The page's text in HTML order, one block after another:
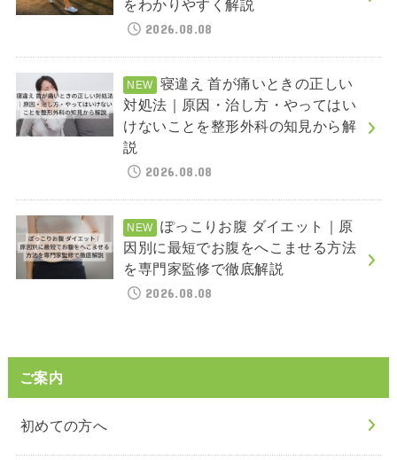
をわかりやすく解説
2026.08.08
寝違え 首が痛いときの正しい
対処法｜原因・治し方・やってはい
けないことを整形外科の知見から解
説
2026.08.08
ぽっこりお腹 ダイエット｜原
因別に最短でお腹をへこませる方法
を専門家監修で徹底解説
2026.08.08
ご案内
初めての方へ